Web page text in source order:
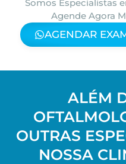
Somos Especialistas
Agende Agora
AGENDAR
ALÉM
OUTRAS
NOSSA